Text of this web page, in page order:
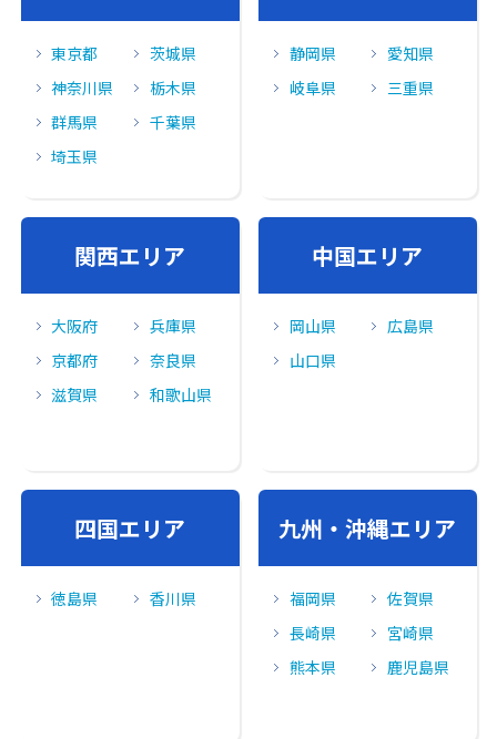
東京都
茨城県
神奈川県
栃木県
群馬県
千葉県
埼玉県
静岡県
愛知県
岐阜県
三重県
関⻄エリア
大阪府
兵庫県
京都府
奈良県
滋賀県
和歌山県
中国エリア
岡山県
広島県
山口県
四国エリア
徳島県 香川県
九州・沖縄エリア
福岡県
佐賀県
長崎県
宮崎県
熊本県
鹿児島県